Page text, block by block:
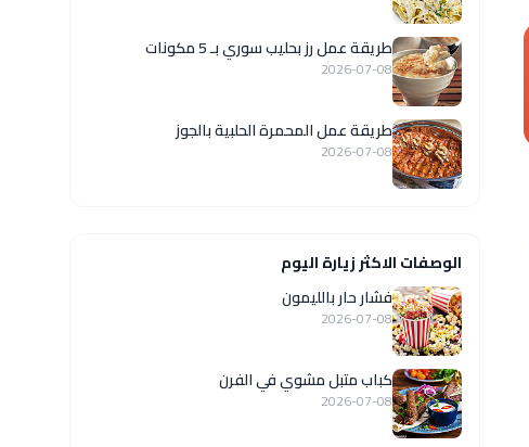
طريقة عمل رز بحليب سوري بـ 5 مكونات
2026-07-08
طريقة عمل المحمرة الحلبية بالجوز
2026-07-08
الوصفات الاكثر زيارة اليوم
فشار حار بالليمون
2026-07-08
كباب متبل مشوي في الفرن
2026-07-08